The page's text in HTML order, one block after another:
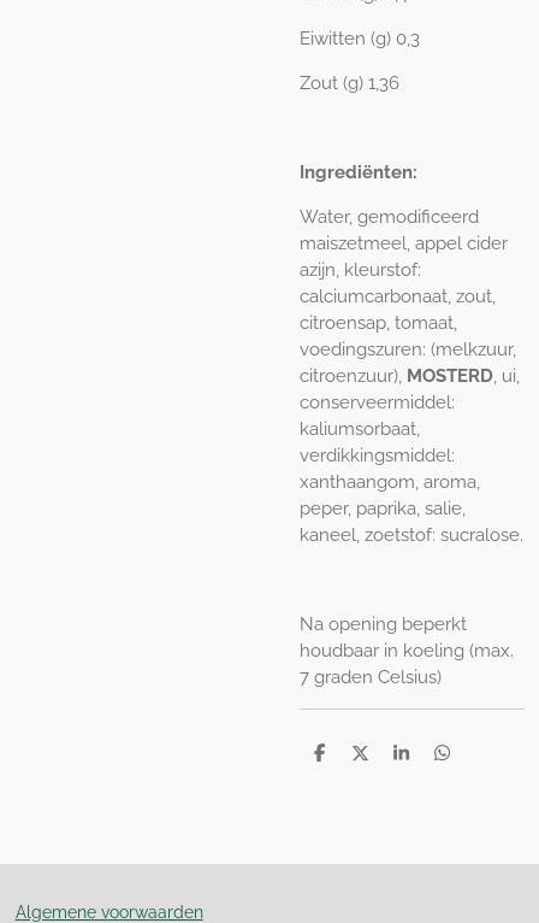
Eiwitten (g) 0,3
Zout (g) 1,36
Ingrediënten:
Water, gemodificeerd
maiszetmeel, appel cider
azijn, kleurstof:
calciumcarbonaat, zout,
citroensap, tomaat,
voedingszuren: (melkzuur,
citroenzuur), MOSTERD, ui,
conserveermiddel:
kaliumsorbaat,
verdikkingsmiddel:
xanthaangom, aroma,
peper, paprika, salie,
kaneel, zoetstof: sucralose.
Na opening beperkt
houdbaar in koeling (max.
7 graden Celsius)
D
D
S
D
Algemene voorwaarden